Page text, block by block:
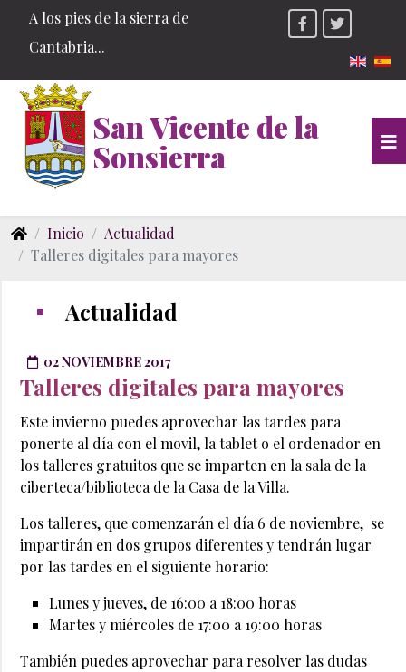
A los pies de la sierra de
Cantabria...
San Vicente de la
Sonsierra
Inicio
Actualidad
Talleres digitales para mayores
Actualidad
02 NOVIEMBRE 2017
Talleres digitales para mayores
Este invierno puedes aprovechar las tardes para
ponerte al día con el movil, la tablet o el ordenador en
los talleres gratuitos que se imparten en la sala de la
ciberteca/biblioteca de la Casa de la Villa.
Los talleres, que comenzarán el día 6 de noviembre, se
impartirán en dos grupos diferentes y tendrán lugar
por las tardes en el siguiente horario:
Lunes y jueves, de 16:00 a 18:00 horas
Martes y miércoles de 17:00 a 19:00 horas
También puedes aprovechar para resolver las dudas